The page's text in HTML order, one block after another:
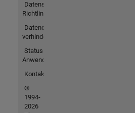
Datenschutz-
Richtlinien
Datendiebstahl
verhindern
Status von
Anwendungen
Kontakt
©
1994-
2026